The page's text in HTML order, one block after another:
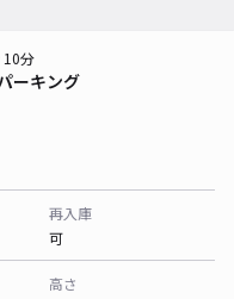
ーキング
10分
再入庫
可
高さ